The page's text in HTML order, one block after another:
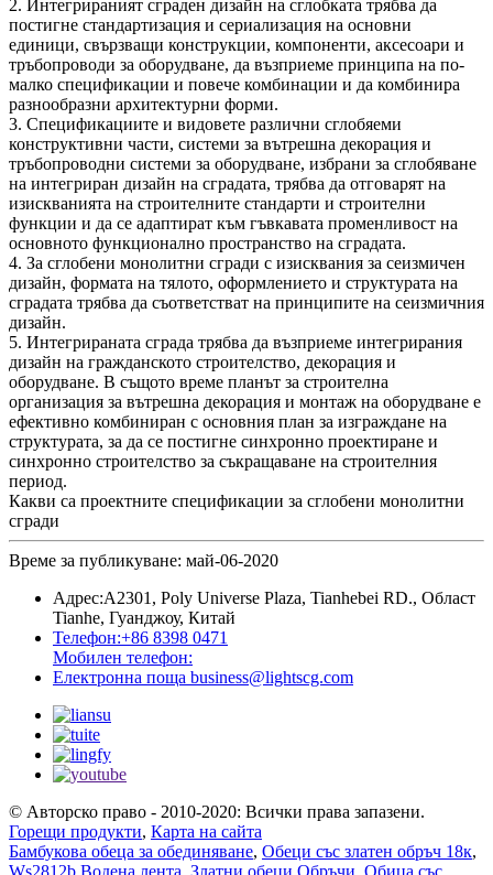
2. Интегрираният сграден дизайн на сглобката трябва да
постигне стандартизация и сериализация на основни
единици, свързващи конструкции, компоненти, аксесоари и
тръбопроводи за оборудване, да възприеме принципа на по-
малко спецификации и повече комбинации и да комбинира
разнообразни архитектурни форми.
3. Спецификациите и видовете различни сглобяеми
конструктивни части, системи за вътрешна декорация и
тръбопроводни системи за оборудване, избрани за сглобяване
на интегриран дизайн на сградата, трябва да отговарят на
изискванията на строителните стандарти и строителни
функции и да се адаптират към гъвкавата променливост на
основното функционално пространство на сградата.
4. За сглобени монолитни сгради с изисквания за сеизмичен
дизайн, формата на тялото, оформлението и структурата на
сградата трябва да съответстват на принципите на сеизмичния
дизайн.
5. Интегрираната сграда трябва да възприеме интегрирания
дизайн на гражданското строителство, декорация и
оборудване. В същото време планът за строителна
организация за вътрешна декорация и монтаж на оборудване е
ефективно комбиниран с основния план за изграждане на
структурата, за да се постигне синхронно проектиране и
синхронно строителство за съкращаване на строителния
период.
Какви са проектните спецификации за сглобени монолитни
сгради
Време за публикуване: май-06-2020
Адрес:A2301, Poly Universe Plaza, Tianhebei RD., Област
Tianhe, Гуанджоу, Китай
Телефон:+86 8398 0471
Мобилен телефон:
Електронна поща business@lightscg.com
© Авторско право - 2010-2020: Всички права запазени.
Горещи продукти, Карта на сайта
Бамбукова обеца за обединяване, Обеци със златен обръч 18к,